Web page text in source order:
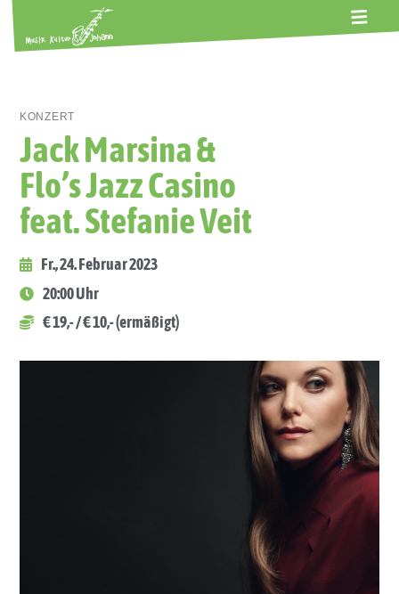
KONZERT
Jack Marsina &
Flo’s Jazz Casino
feat. Stefanie Veit
Fr., 24. Februar 2023
20:00 Uhr
€ 19,- / € 10,- (ermäßigt)